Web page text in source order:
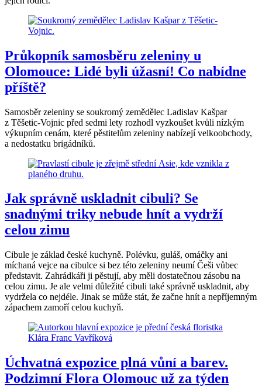
Průkopník samosběru zeleniny u
Olomouce: Lidé byli úžasní! Co nabídne
příště?
Samosběr zeleniny se soukromý zemědělec Ladislav Kašpar
z Těšetic-Vojnic před sedmi lety rozhodl vyzkoušet kvůli nízkým
výkupním cenám, které pěstitelům zeleniny nabízejí velkoobchody,
a nedostatku brigádníků.
Jak správně uskladnit cibuli? Se
snadnými triky nebude hnít a vydrží
celou zimu
Cibule je základ české kuchyně. Polévku, guláš, omáčky ani
míchaná vejce na cibulce si bez této zeleniny neumí Češi vůbec
představit. Zahrádkáři ji pěstují, aby měli dostatečnou zásobu na
celou zimu. Je ale velmi důležité cibuli také správně uskladnit, aby
vydržela co nejdéle. Jinak se může stát, že začne hnít a nepříjemným
zápachem zamoří celou kuchyň.
Úchvatná expozice plná vůní a barev.
Podzimní Flora Olomouc už za týden